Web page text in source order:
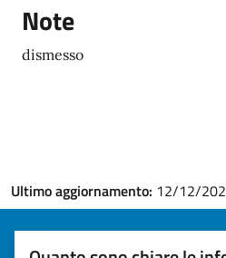
Note
dismesso
Ultimo aggiornamento: 12/12/